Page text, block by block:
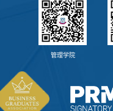
管理学院